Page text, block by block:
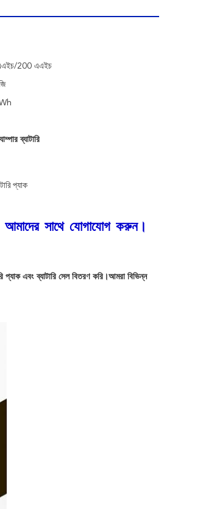
200 এএইচ
ব্যাটারি
প্যাক
সাথে যোগাযোগ করুন।
প্যাক এবং ব্যাটারি সেল বিতরণ করি।আমরা বিভিন্ন